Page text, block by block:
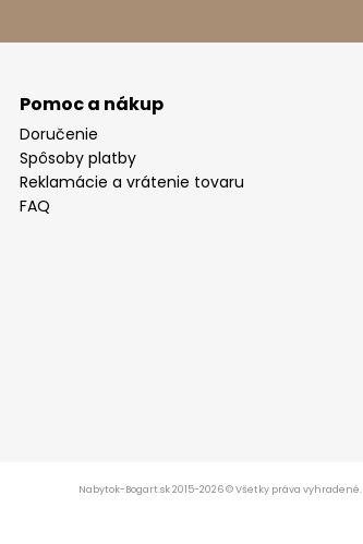
Pomoc a nákup
Doručenie
Spôsoby platby
Reklamácie a vrátenie tovaru
FAQ
Nabytok-Bogart.sk 2015-2026 © Všetky práva vyhradené.